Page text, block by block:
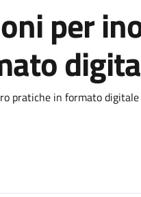
per
pratiche in formato